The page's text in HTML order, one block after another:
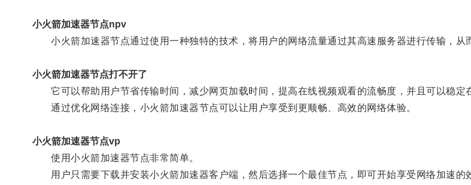
小火箭加速器节点npv
小火箭加速器节点通过使用一种独特的技术，将用户的网络流量通过其高速服务器进行传输，从
小火箭加速器节点打不开了
它可以帮助用户节省传输时间，减少网页加载时间，提高在线视频观看的流畅度，并且可以稳定
通过优化网络连接，小火箭加速器节点可以让用户享受到更顺畅、高效的网络体验。
小火箭加速器节点vp
使用小火箭加速器节点非常简单。
用户只需要下载并安装小火箭加速器客户端，然后选择一个最佳节点，即可开始享受网络加速的